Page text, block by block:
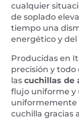
cualquier
de soplado
tiempo una
energético y
Producidas en
precisión y todo
lascuchillas de
flujo uniforme y
uniformemente
cuchilla gracias